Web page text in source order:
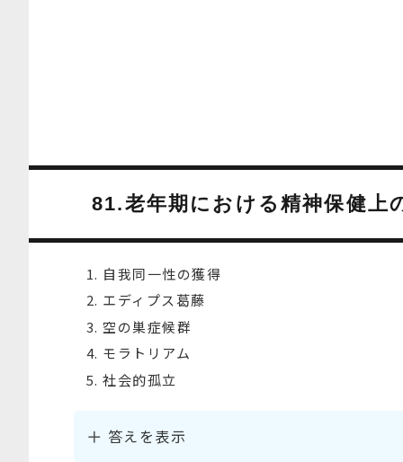
81.老年期における精神保健上
自我同一性の獲得
エディプス葛藤
空の巣症候群
モラトリアム
社会的孤立
答えを表示